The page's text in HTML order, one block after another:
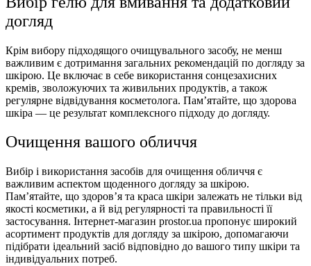
догляд
Крім вибору підходящого очищувального засобу, не менш
важливим є дотримання загальних рекомендацій по догляду за
шкірою. Це включає в себе використання сонцезахисних
кремів, зволожуючих та живильних продуктів, а також
регулярне відвідування косметолога. Пам’ятайте, що здорова
шкіра — це результат комплексного підходу до догляду.
Очищення вашого обличчя
Вибір і використання засобів для очищення обличчя є
важливим аспектом щоденного догляду за шкірою.
Пам’ятайте, що здоров’я та краса шкіри залежать не тільки від
якості косметики, а й від регулярності та правильності її
застосування. Інтернет-магазин prostor.ua пропонує широкий
асортимент продуктів для догляду за шкірою, допомагаючи
підібрати ідеальний засіб відповідно до вашого типу шкіри та
індивідуальних потреб.